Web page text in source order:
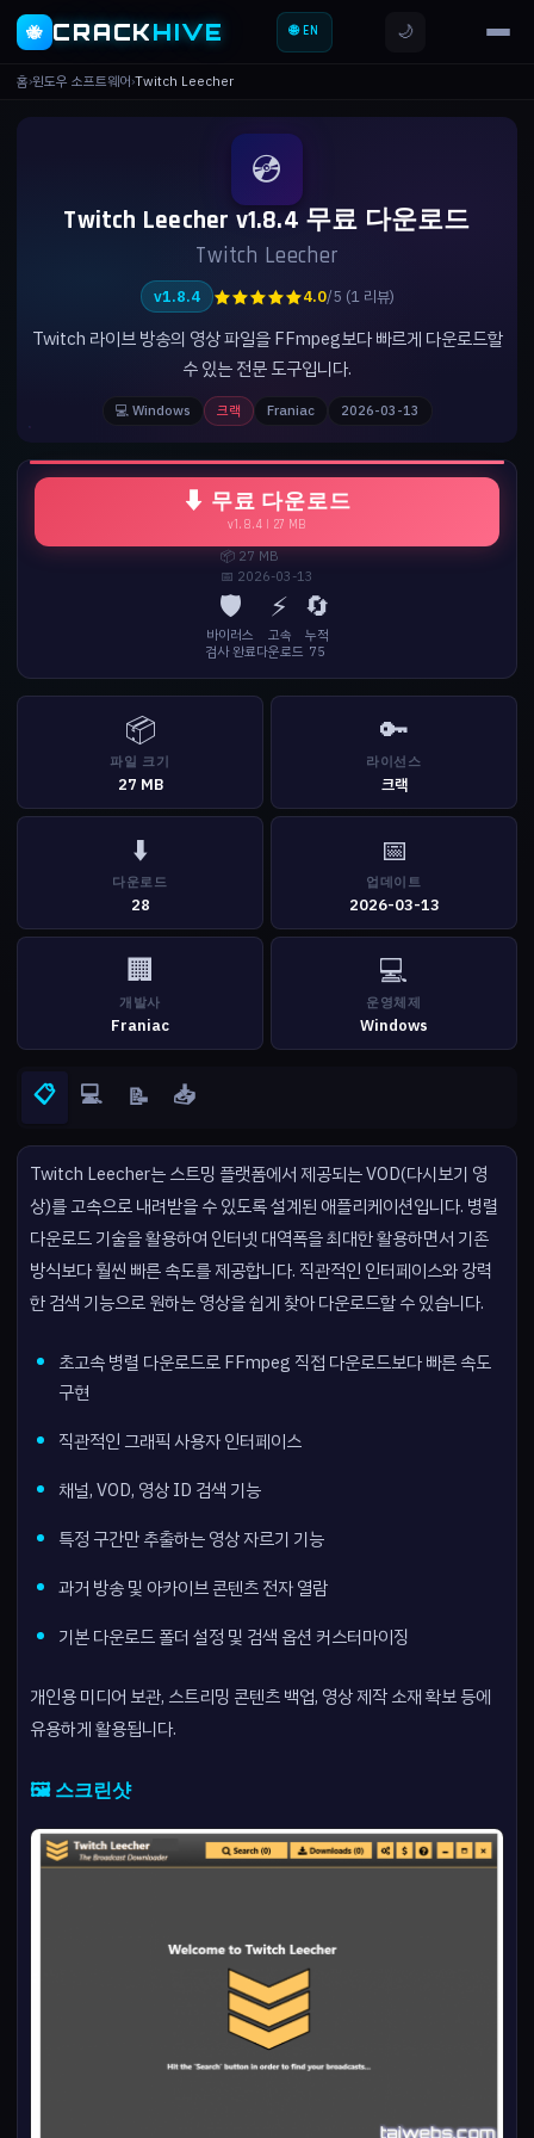
🐝 CRACKHIVE 🌐 EN 🌙
홈›윈도우 소프트웨어›Twitch Leecher
💿
Twitch Leecher v1.8.4 무료 다운로드
Twitch Leecher
v1.8.4 ★★★★★4.0/5 (1 리뷰)
Twitch 라이브 방송의 영상 파일을 FFmpeg보다 빠르게 다운로드할
수 있는 전문 도구입니다.
💻 Windows 크랙 Franiac 2026-03-13
⬇ 무료 다운로드
v1.8.4 | 27 MB
📦 27 MB
📅 2026-03-13
🛡️
바이러스
검사 완료
⚡
고속
다운로드
🔄
누적
75
📦
파일 크기
27 MB
🔑
라이선스
크랙
⬇️
다운로드
28
📅
업데이트
2026-03-13
🏢
개발사
Franiac
💻
운영체제
Windows
📋 💻 📝 📥
Twitch Leecher는 스트밍 플랫폼에서 제공되는 VOD(다시보기 영
상)를 고속으로 내려받을 수 있도록 설계된 애플리케이션입니다. 병렬
다운로드 기술을 활용하여 인터넷 대역폭을 최대한 활용하면서 기존
방식보다 훨씬 빠른 속도를 제공합니다. 직관적인 인터페이스와 강력
한 검색 기능으로 원하는 영상을 쉽게 찾아 다운로드할 수 있습니다.
초고속 병렬 다운로드로 FFmpeg 직접 다운로드보다 빠른 속도
구현
직관적인 그래픽 사용자 인터페이스
채널, VOD, 영상 ID 검색 기능
특정 구간만 추출하는 영상 자르기 기능
과거 방송 및 아카이브 콘텐츠 전자 열람
기본 다운로드 폴더 설정 및 검색 옵션 커스터마이징
개인용 미디어 보관, 스트리밍 콘텐츠 백업, 영상 제작 소재 확보 등에
유용하게 활용됩니다.
🖼️ 스크린샷